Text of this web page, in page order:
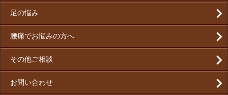
足の悩み
腰痛でお悩みの方へ
その他ご相談
お問い合わせ